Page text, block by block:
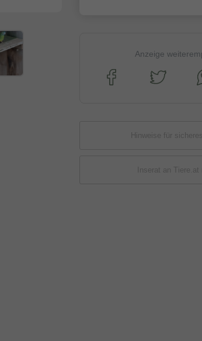
Anzeige
Hinweise für
Inserat an Tiere.at